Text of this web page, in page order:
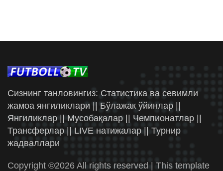
Сизнинг танловингиз: Статистика ва севимли
жамоа янгиликлари || Бўлажак ўйинлар ||
Янгиликлар || Мусобақалар || Чемпионатлар ||
Трансферлар || LIVE натижалар || Турнир
жадваллари
Copyright ©2026 All rights reserved | This template